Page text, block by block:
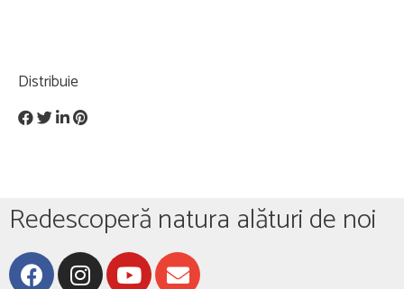
Distribuie
Redescoperă natura alături de noi